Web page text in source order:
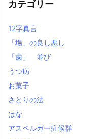
カテゴリー
12字真言
「場」の良し悪し
「歯」 並び
うつ病
お菓子
さとりの法
はな
アスペルガー症候群